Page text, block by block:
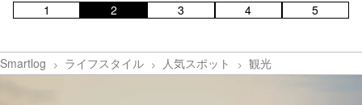
1 2 3 4 5
Smartlog ライフスタイル 人気スポット 観光